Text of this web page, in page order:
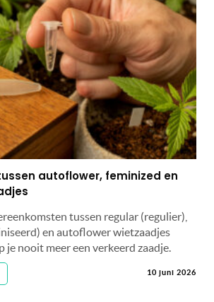
autoflower, feminized en
tussen regular (regulier),
en autoflower wietzaadjes
je nooit meer een verkeerd zaadje.
10 juni 2026